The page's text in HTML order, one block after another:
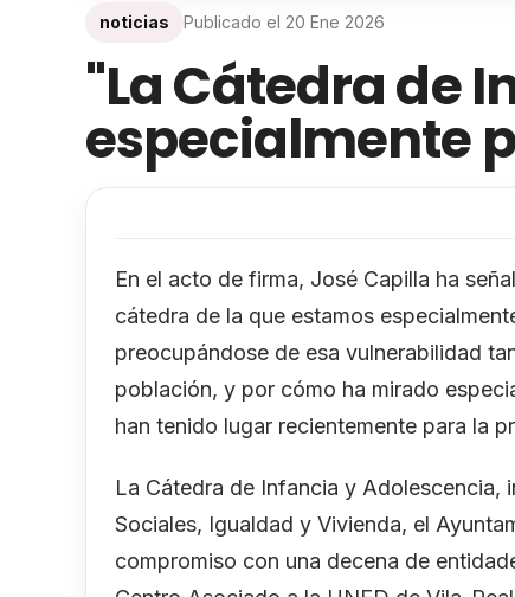
noticias Publicado el 20 Ene 2026
"La Cátedra de
especialmente
En el acto de firma, José Capilla ha
cátedra de la que estamos
preocupándose de esa vulnerabilidad
población, y por cómo ha mirado
han tenido lugar recientemente para la
La Cátedra de Infancia y Adolescencia,
Sociales, Igualdad y Vivienda, el
compromiso con una decena de